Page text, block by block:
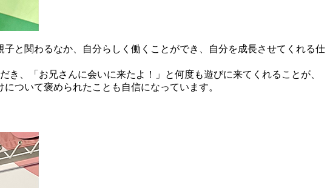
と関わるなか、自分らしく働くことができ、自分を成長させてくれる仕
、「お兄さんに会いに来たよ！」と何度も遊びに来てくれることが、
ついて褒められたことも自信になっています。